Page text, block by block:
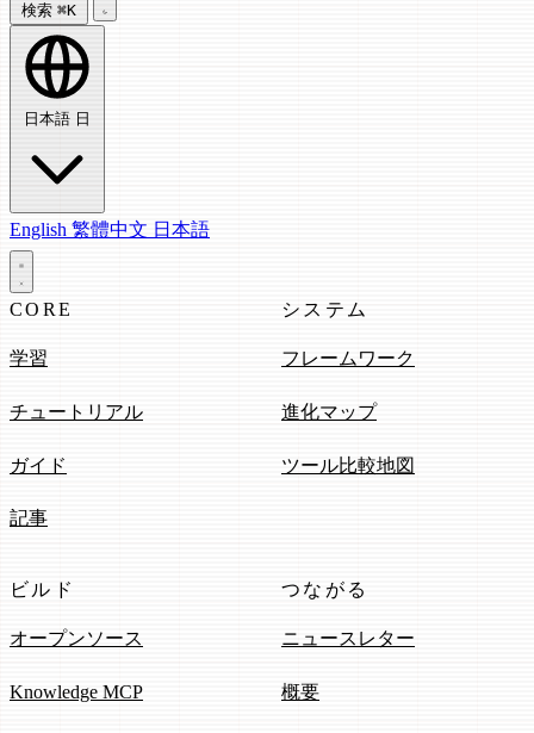
検索 ⌘K
日本語 日
English 繁體中文 日本語
CORE
学習
チュートリアル
ガイド
記事
システム
フレームワーク
進化マップ
ツール比較地図
ビルド
オープンソース
Knowledge MCP
つながる
ニュースレター
概要